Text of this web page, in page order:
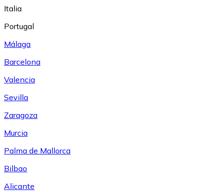
Italia
Portugal
Málaga
Barcelona
Valencia
Sevilla
Zaragoza
Murcia
Palma de Mallorca
Bilbao
Alicante